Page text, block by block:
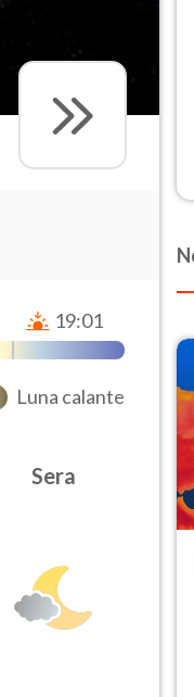
19:01
Luna calante
Sera